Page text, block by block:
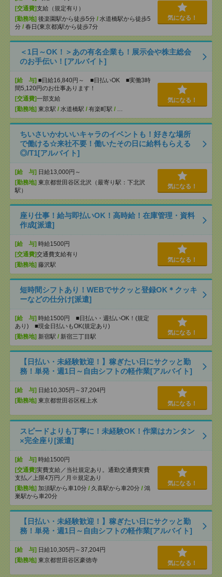
[交通費]支給（規定有り）
[勤務地] 後楽園駅から徒歩5分 / 水道橋駅から徒歩5
分 / 春日(東京都)駅から徒歩7分
気になる！
＜1日～OK！＞あの有名企業も！展示会や株主総会
のお手伝い！[アルバイト]
[給 与] ■日給16,840円～ ■日払いOK ■実働3時
間5,120円のお仕事あります！
[交通費]一部支給
[勤務地] 東京駅 / 水道橋駅 / 有楽町駅 / …
気になる！
ちいさいかわいいキャラのイベントも！好きな場所
で働ける☆来社不要！働いたその日に給料もらえる
◎/T1[アルバイト]
[給 与] 日給13,000円～
[勤務地] 東京都世田谷区北沢（最寄り駅：下北沢
駅）
気になる！
座り仕事！給与即払いOK！高時給！在庫管理・資料
作成[派遣]
[給 与] 時給1500円
[交通費]交通費支給有り
[勤務地] 藤沢駅
気になる！
短時間シフトあり！WEBでサクッと登録OK＊クッキ
ーなどの仕分け[派遣]
[給 与] 時給1500円 ■日払い・週払いOK！(規定
あり) ■現金日払いもOK(規定あり)
[勤務地] 新宿駅 / 新宿三丁目駅
気になる！
【日払い・未経験歓迎！】稼ぎたい日にサクッと勤
務！単発・週1日～自由シフトの軽作業[アルバイト]
[給 与] 日給10,305円～37,204円
[勤務地] 東京都世田谷区桜上水 気になる！
スピードよりも丁寧に！未経験OK！作業はカンタン
×完全座り[派遣]
[給 与] 時給1500円
[交通費]実費支給／当社規定あり。通勤交通費実費
支払／上限4万円／月※規定あり
[勤務地] 加須駅から車10分 / 久喜駅から車20分 / 鴻
巣駅から車20分
気になる！
【日払い・未経験歓迎！】稼ぎたい日にサクッと勤
務！単発・週1日～自由シフトの軽作業[アルバイト]
[給 与] 日給10,305円～37,204円
[勤務地] 東京都世田谷区豪徳寺 気になる！